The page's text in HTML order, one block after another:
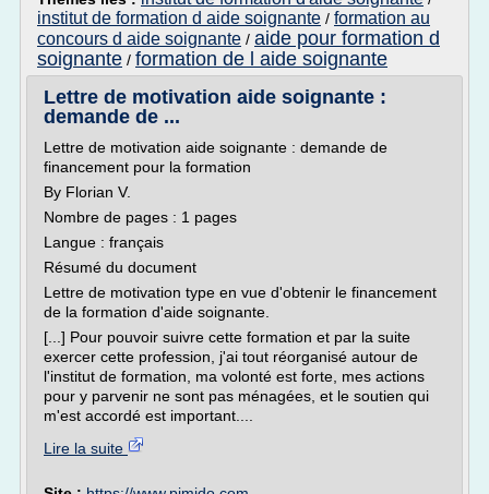
institut de formation d aide soignante / formation au
concours d aide soignante / aide pour formation d
soignante / formation de l aide soignante
Lettre de motivation aide soignante :
demande de ...
Lettre de motivation aide soignante : demande de
financement pour la formation
By Florian V.
Nombre de pages : 1 pages
Langue : français
Résumé du document
Lettre de motivation type en vue d'obtenir le financement
de la formation d'aide soignante.
[...] Pour pouvoir suivre cette formation et par la suite
exercer cette profession, j'ai tout réorganisé autour de
l'institut de formation, ma volonté est forte, mes actions
pour y parvenir ne sont pas ménagées, et le soutien qui
m'est accordé est important....
Lire la suite